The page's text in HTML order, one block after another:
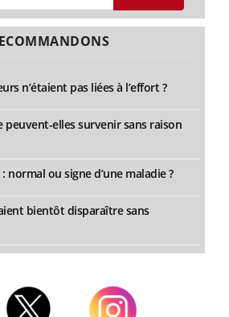
n’étaient pas liées à l’effort ?
peuvent-elles survenir sans raison
normal ou signe d’une maladie ?
bientôt disparaître sans